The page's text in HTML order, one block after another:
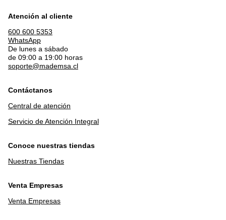
Atención al cliente
600 600 5353
WhatsApp
De lunes a sábado
de 09:00 a 19:00 horas
soporte@mademsa.cl
Contáctanos
Central de atención
Servicio de Atención Integral
Conoce nuestras tiendas
Nuestras Tiendas
Venta Empresas
Venta Empresas